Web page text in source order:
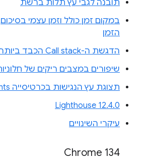
תובנה לגבי עץ תלות ברשת
במקום זמן כולל וזמן עצמי
הזמן
הדגשת ה-Call stack הכבד ביותר
שיפורים במצבים ריקים של
תצוגת עץ הנגישות בכרטיסייה Elements
Lighthouse 12.4.0
עיקרי השינויים
Chrome 134